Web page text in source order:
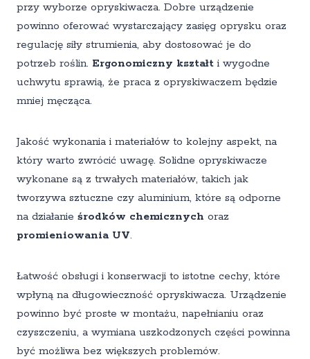
przy wyborze opryskiwacza. Dobre urządzenie
powinno oferować wystarczający zasięg oprysku oraz
regulację siły strumienia, aby dostosować je do
potrzeb roślin. Ergonomiczny kształt i wygodne
uchwytu sprawią, że praca z opryskiwaczem będzie
mniej męcząca.
Jakość wykonania i materiałów to kolejny aspekt, na
który warto zwrócić uwagę. Solidne opryskiwacze
wykonane są z trwałych materiałów, takich jak
tworzywa sztuczne czy aluminium, które są odporne
na działanie środków chemicznych oraz
promieniowania UV.
Łatwość obsługi i konserwacji to istotne cechy, które
wpłyną na długowieczność opryskiwacza. Urządzenie
powinno być proste w montażu, napełnianiu oraz
czyszczeniu, a wymiana uszkodzonych części powinna
być możliwa bez większych problemów.